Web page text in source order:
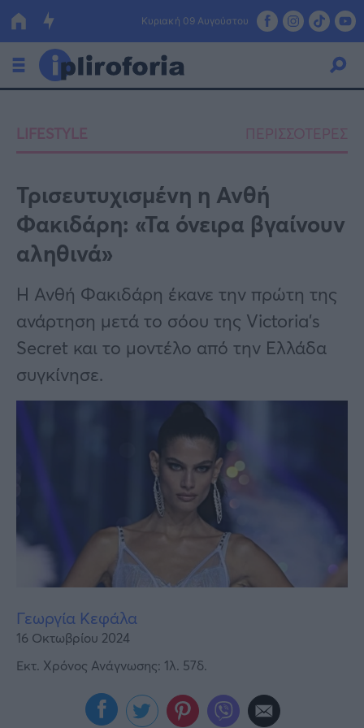
Κυριακή 09 Αυγούστου
Οικονομία
Πολιτική
Τράπεζες
Επιδοτήσεις
ΕΣΠΑ
Κόσμος
Lifestyle
Αθλητικά
Υγεία
Γυναίκα
LIFESTYLE ΠΕΡΙΣΣΟΤΕΡΕΣ
Τρισευτυχισμένη η Ανθή
Φακιδάρη: «Τα όνειρα βγαίνουν
αληθινά»
Η Ανθή Φακιδάρη έκανε την πρώτη της
ανάρτηση μετά το σόου της Victoria's
Secret και το μοντέλο από την Ελλάδα
συγκίνησε.
Γεωργία Κεφάλα
16 Οκτωβρίου 2024
Εκτ. Χρόνος Ανάγνωσης: 1λ. 57δ.